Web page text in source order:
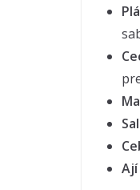
Sal